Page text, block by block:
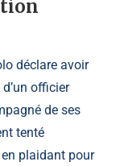
déclare avoir
officier
de ses
tenté
plaidant pour